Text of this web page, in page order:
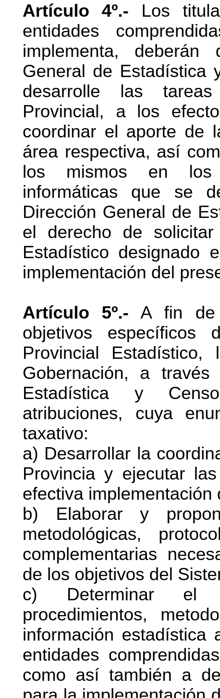
Artículo 4º.- Los
entidades
implementa,
General de Estadística
desarrolle las
Provincial, a los
coordinar el aporte de
área respectiva, así
los mismos en los
informáticas que se
Dirección General de
el derecho de
Estadístico designado
implementación del
Artículo 5º.- A fin de
objetivos específicos
Provincial
Gobernación, a
Estadística y
atribuciones, cuya
taxativo:
a) Desarrollar la
Provincia y ejecutar
efectiva implementación
b) Elaborar y
metodológicas,
complementarias
de los objetivos del
c) Determinar el
procedimientos,
información
entidades
como así también a